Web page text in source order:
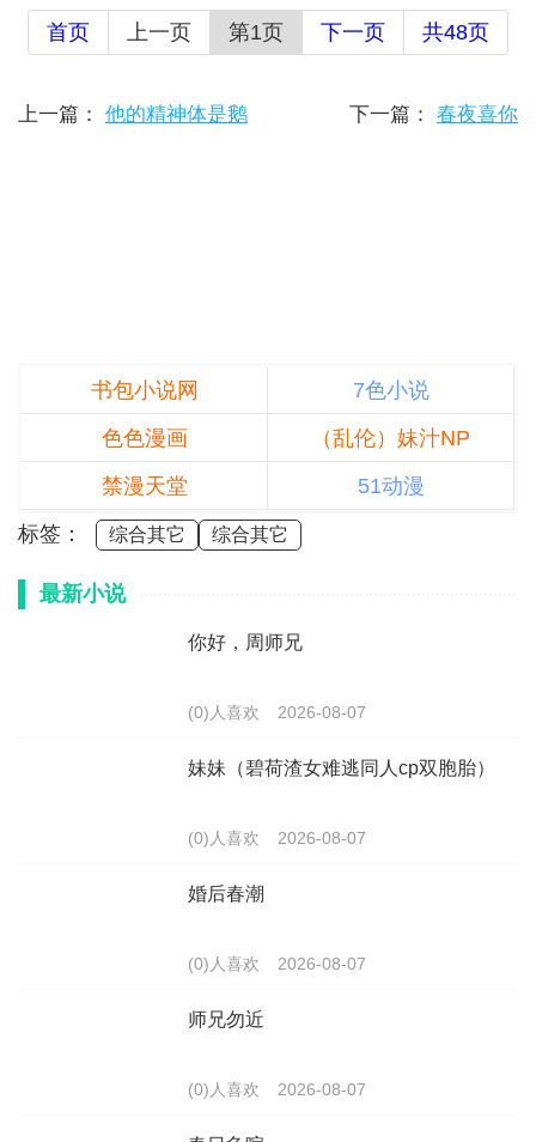
首页 上一页 第1页 下一页 共48页
上一篇： 他的精神体是鹅 下一篇： 春夜喜你
书包小说网
7色小说
色色漫画
（乱伦）妹汁NP
禁漫天堂
51动漫
标签：
综合其它 综合其它
最新小说
你好，周师兄
(0)人喜欢 2026-08-07
妹妹（碧荷渣女难逃同人cp双胞胎）
(0)人喜欢 2026-08-07
婚后春潮
(0)人喜欢 2026-08-07
师兄勿近
(0)人喜欢 2026-08-07